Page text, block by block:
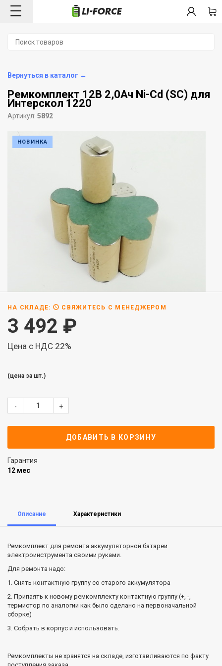
Вернуться в каталог ←
Ремкомплект 12В 2,0Ач Ni-Cd (SC) для
Интерскол 1220
Артикул: 5892
НОВИНКА
НА СКЛАДЕ: СВЯЖИТЕСЬ С МЕНЕДЖЕРОМ
3 492 ₽
Цена с НДС 22%
(цена за шт.)
- +
ДОБАВИТЬ В КОРЗИНУ
Гарантия
12 мес
Описание Характеристики
Ремкомплект для ремонта аккумуляторной батареи
электроинструмента своими руками.
Для ремонта надо:
1. Снять контактную группу со старого аккумулятора
2. Припаять к новому ремкомплекту контактную группу (+, -,
термистор по аналогии как было сделано на первоначальной
сборке)
3. Собрать в корпус и использовать.
Ремкомплекты не хранятся на складе, изготавливаются по факту